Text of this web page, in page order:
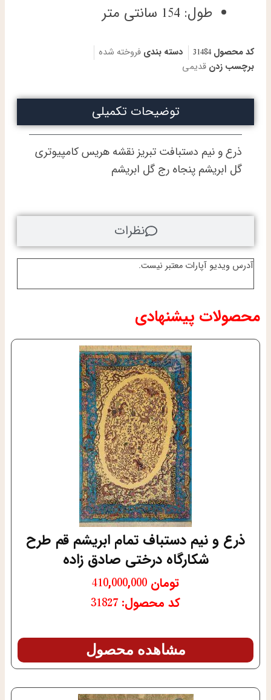
طول: 154 سانتی متر
کد محصول31484 دسته بندی فروخته شده
برچسب زدن قدیمی
آدرس ویدیو آپارات معتبر نیست.
توضیحات تکمیلی
نظرات
ذرع و نیم دستبافت تبریز نقشه هریس کامپیوتری
گل ابریشم پنجاه رج گل ابریشم
محصولات پیشنهادی
ذرع و نیم دستباف تمام ابریشم قم طرح
شکارگاه درختی صادق زاده
تومان
کد محصول: 31827
مشاهده محصول